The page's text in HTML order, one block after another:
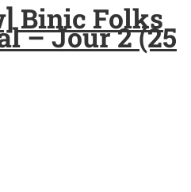
Binic Folks
– Jour 2 (25